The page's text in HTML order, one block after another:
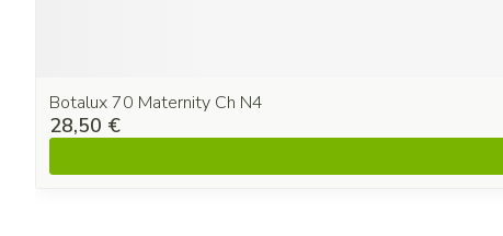
Botalux 70 Maternity Ch N4
28,50 €